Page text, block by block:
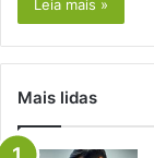
Leia mais »
Mais lidas